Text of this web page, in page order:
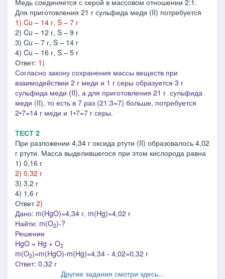
Медь соединяется с серой в массовом отношении 2:1.
Для приготовления 21 г сульфида меди (II) потребуется
1) Cu – 14 г, S – 7 г
2) Cu – 12 г, S – 9 г
3) Cu – 7 г, S – 14 г
4) Cu – 16 г, S – 5 г
Ответ: 1)
Согласно закону сохранения массы веществ при
взаимодействии 2 г меди и 1 г серы образуется 3 г
сульфида меди (II), а для приготовления 21 г сульфида
меди (II), то есть в 7 раз (21:3=7) больше, потребуется
2•7=14 г меди и 1•7=7 г серы.
ТЕСТ 2
При разложении 4,34 г оксида ртути (II) образовалось 4,02
г ртути. Масса выделившегося при этом кислорода равна
1) 0,16 г
2) 0,32 г
3) 3,2 г
4) 1,6 г
Ответ2)
Дано: m(HgO)=4,34 г, m(Hg)=4,02 г
Найти: m(O2)-?
Решение
HgO = Hg + O2
m(O2)=m(HgO)-m(Hg)=4,34 - 4,02=0,32 г
Ответ: 0,32 г
Другие задания смотри здесь...